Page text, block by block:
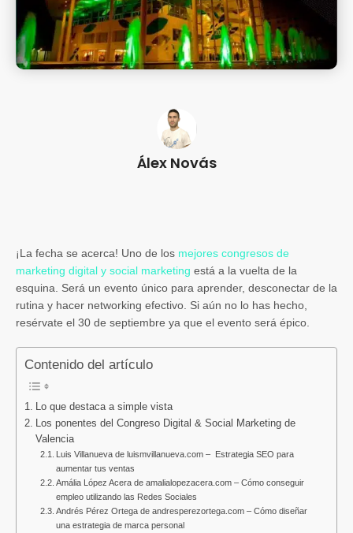
Álex Novás
¡La fecha se acerca! Uno de los mejores congresos de
marketing digital y social marketing está a la vuelta de la
esquina. Será un evento único para aprender, desconectar de la
rutina y hacer networking efectivo. Si aún no lo has hecho,
resérvate el 30 de septiembre ya que el evento será épico.
Contenido del artículo
Lo que destaca a simple vista
Los ponentes del Congreso Digital & Social Marketing de
Valencia
Luis Villanueva de luismvillanueva.com – Estrategia SEO para
aumentar tus ventas
Amália López Acera de amalialopezacera.com – Cómo conseguir
empleo utilizando las Redes Sociales
Andrés Pérez Ortega de andresperezortega.com – Cómo diseñar
una estrategia de marca personal